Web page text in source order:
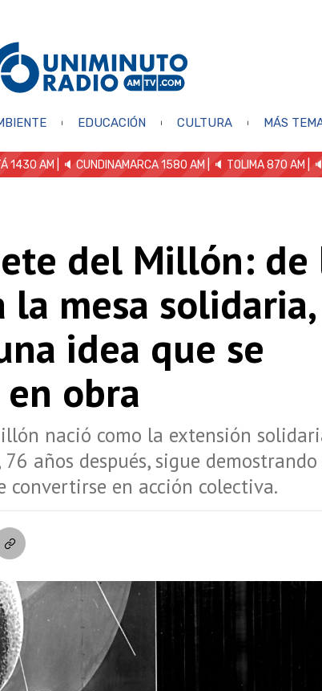
EDUCACIÓN CULTURA MÁS
1430 AM | 🔈 CUNDINAMARCA 1580 AM | 🔈 TOLIMA 870 AM |
del Millón: de
la mesa
idea que se
obra
nació como la extensión
años después, sigue demostrando
convertirse en acción colectiva.